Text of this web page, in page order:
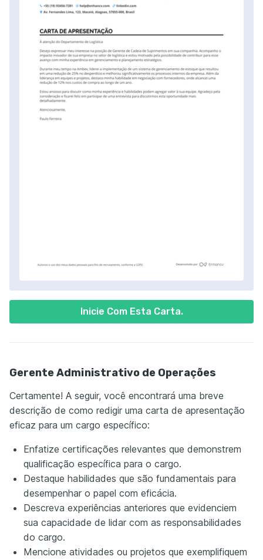
Inicie Com Esta Carta.
Gerente Administrativo de Operações
Certamente! A seguir, você encontrará uma breve
descrição de como redigir uma carta de apresentação
eficaz para um cargo específico:
Enfatize certificações relevantes que demonstrem
qualificação específica para o cargo.
Destaque habilidades que são fundamentais para
desempenhar o papel com eficácia.
Descreva experiências anteriores que evidenciem
sua capacidade de lidar com as responsabilidades
do cargo.
Mencione atividades ou projetos que exemplifiquem